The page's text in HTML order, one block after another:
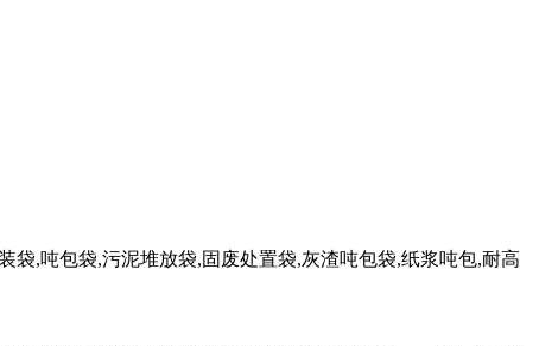
袋,吨包袋,污泥堆放袋,固废处置袋,灰渣吨包袋,纸浆吨包,耐高